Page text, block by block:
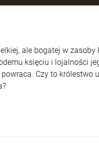
ale bogatej w
księciu i lojalności
Czy to królestwo